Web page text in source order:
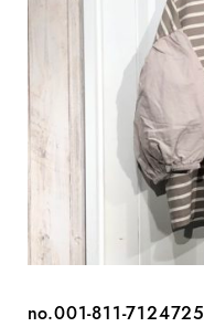
no.‭001-811-7124725